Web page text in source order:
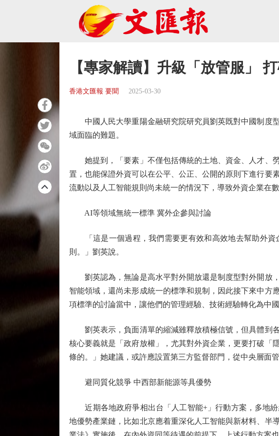
【專家解讀】升級「放管服」
香港文匯報 要聞 2025-03-30
中國人民大學重陽金融研究院研究員劉英既對中國制度
域面臨的難題。
她提到，「要素」不僅包括傳統的土地、資金、人才、
置，也能保證外資可以在公平、公正、公開的原則下進行要
流動以及人工智能規則尚未統一的情況下，導致外資企業在
AI等領域無統一標準 冀外企參與討論
「這是一個過程，我們需要更有效和高效地去幫助外資
則。」劉英說。
劉英認為，無論是高水平對外開放還是制度型對外開放
智能領域，還尚未形成統一的標準和規制，因此接下來中方
項標準的討論當中，讓他們的管理經驗、技術經驗轉化為中
劉英表示，負面清單的縮減雖釋放積極信號，但具體到各
核心要義就是「政府放權」，尤其對外資企業，更要打破「
條的。」她建議，或許應設置第三方監督部門，從中央層面
避同質化競爭 中西部新能源等具優勢
近期各地政府爭相出台「人工智能+」行動方案，多地紛
地優勢產業鏈，比如北京應着重深化人工智能與新材料、半